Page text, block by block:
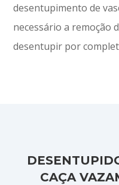
desentupimento de
necessário a remoção
desentupir por
CAÇA